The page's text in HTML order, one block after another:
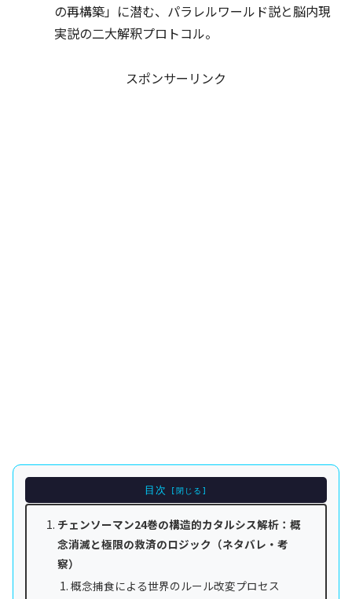
の再構築」に潜む、パラレルワールド説と脳内現
実説の二大解釈プロトコル。
スポンサーリンク
目次
チェンソーマン24巻の構造的カタルシス解析：概
念消滅と極限の救済のロジック（ネタバレ・考
察）
概念捕食による世界のルール改変プロセス